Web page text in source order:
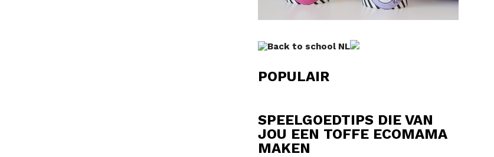
POPULAIR
SPEELGOEDTIPS DIE VAN
JOU EEN TOFFE ECOMAMA
MAKEN